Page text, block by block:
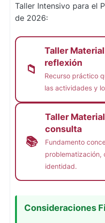
Taller Intensivo para el
de 2026:
📁
Taller
reflexión
Recurso práctico
las actividades y
📚
Taller
consulta
Fundamento
problematización,
identidad.
Consideraciones